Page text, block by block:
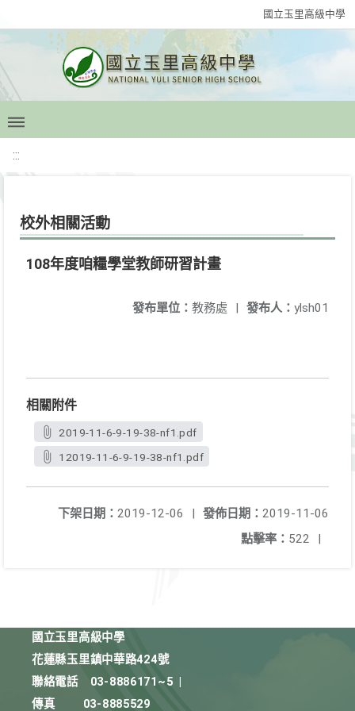
國立玉里高級中學
:::
校外相關活動
108年度咱糧學堂教師研習計畫
發布人： ylsh01
發布單位： 教務處 |
相關附件
2019-11-6-9-19-38-nf1.pdf
12019-11-6-9-19-38-nf1.pdf
發佈日期： 2019-11-06
下架日期： 2019-12-06
|
點擊率： 522 |
國立玉里高級中學
花蓮縣玉里鎮中華路424號
聯絡電話
03-8886171~5
傳真
03-8885529